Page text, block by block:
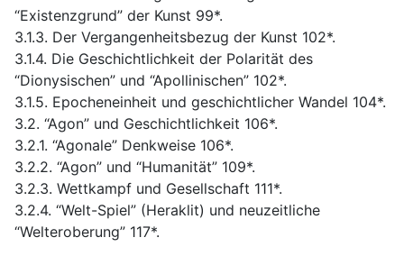
“Existenzgrund” der Kunst 99*.
3.1.3. Der Vergangenheitsbezug der Kunst 102*.
3.1.4. Die Geschichtlichkeit der Polarität des
“Dionysischen” und “Apollinischen” 102*.
3.1.5. Epocheneinheit und geschichtlicher Wandel 104*.
3.2. “Agon” und Geschichtlichkeit 106*.
3.2.1. “Agonale” Denkweise 106*.
3.2.2. “Agon” und “Humanität” 109*.
3.2.3. Wettkampf und Gesellschaft 111*.
3.2.4. “Welt-Spiel” (Heraklit) und neuzeitliche
“Welteroberung” 117*.